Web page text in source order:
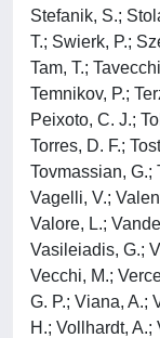
Stefanik, S.;
T.; Swierk, P.;
Tam, T.;
Temnikov, P.;
Peixoto, C. J.;
Torres, D. F.;
Tovmassian, G.;
Vagelli, V.;
Valore, L.;
Vasileiadis, G.;
Vecchi, M.;
G. P.; Viana, A.;
H.; Vollhardt, A.;